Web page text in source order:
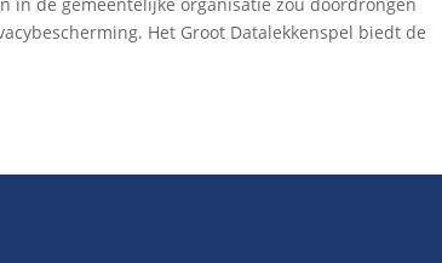
Het Groot Datalekkenspel biedt de